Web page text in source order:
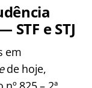
e STJ
em
de hoje,